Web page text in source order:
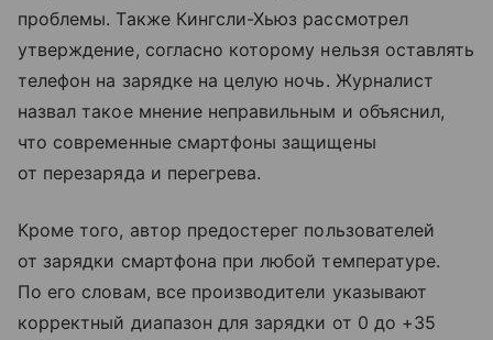
проблемы. Также Кингсли-Хьюз рассмотрел
утверждение, согласно которому нельзя оставлять
телефон на зарядке на целую ночь. Журналист
назвал такое мнение неправильным и объяснил,
что современные смартфоны защищены
от перезаряда и перегрева.
Кроме того, автор предостерег пользователей
от зарядки смартфона при любой температуре.
По его словам, все производители указывают
корректный диапазон для зарядки от 0 до +35